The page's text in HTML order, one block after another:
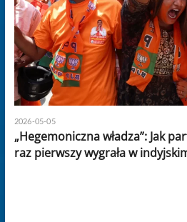
2026-05-05
„Hegemoniczna władza”: Jak
raz pierwszy wygrała w